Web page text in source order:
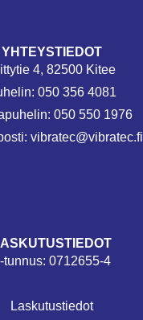
YHTEYSTIEDOT
4, 82500 Kitee
050 356 4081
050 550 1976
vibratec@vibratec.fi
tunnus: 0712655-4
Laskutustiedot